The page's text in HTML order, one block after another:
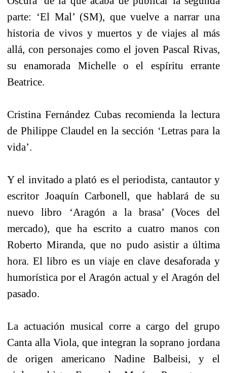
parte: ‘El Mal’ (SM), que vuelve a narrar una
historia de vivos y muertos y de viajes al más
allá, con personajes como el joven Pascal Rivas,
su enamorada Michelle o el espíritu errante
Beatrice.
Cristina Fernández Cubas recomienda la lectura
de Philippe Claudel en la sección ‘Letras para la
vida’.
Y el invitado a plató es el periodista, cantautor y
escritor Joaquín Carbonell, que hablará de su
nuevo libro ‘Aragón a la brasa’ (Voces del
mercado), que ha escrito a cuatro manos con
Roberto Miranda, que no pudo asistir a última
hora. El libro es un viaje en clave desaforada y
humorística por el Aragón actual y el Aragón del
pasado.
La actuación musical corre a cargo del grupo
Canta alla Viola, que integran la soprano jordana
de origen americano Nadine Balbeisi, y el